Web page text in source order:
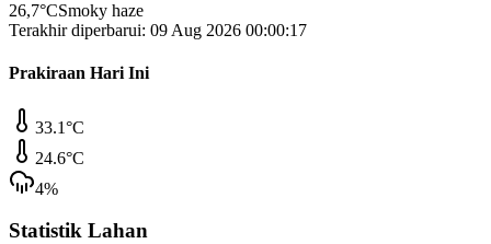
26,7°CSmoky haze
Terakhir diperbarui: 09 Aug 2026 00:00:17
Prakiraan Hari Ini
33.1°C
24.6°C
4%
Statistik Lahan